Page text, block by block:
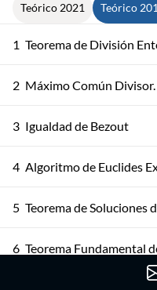
Teórico 2021 Teórico
1 Teorema de División
2 Máximo Común
3 Igualdad de Bezout
4 Algoritmo de Euclides
5 Teorema de Soluciones
6 Teorema Fundamental